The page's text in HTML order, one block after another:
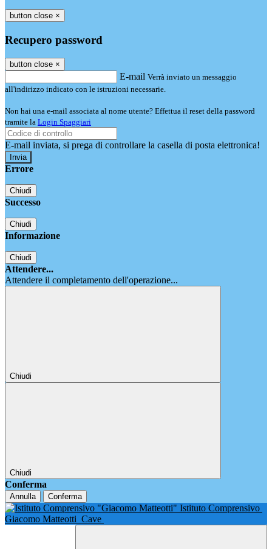
button close ×
Recupero password
button close ×
E-mail Verrà inviato un messaggio
all'indirizzo indicato con le istruzioni necessarie.
Non hai una e-mail associata al nome utente? Effettua il reset della password
tramite la Login Spaggiari
E-mail inviata, si prega di controllare la casella di posta elettronica!
Errore
Chiudi
Successo
Chiudi
Informazione
Chiudi
Attendere...
Attendere il completamento dell'operazione...
Chiudi
Chiudi
Conferma
Annulla Conferma
Istituto Comprensivo
Giacomo Matteotti Cave